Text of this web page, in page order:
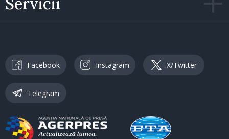
Facebook Instagram X/Twitter
Telegram